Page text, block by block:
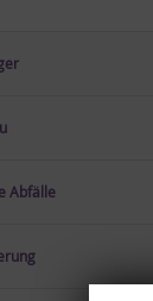
Ab­fäl­le